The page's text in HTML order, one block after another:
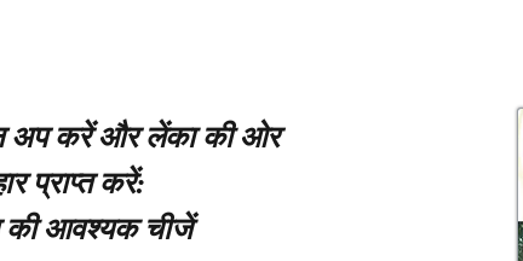
अप करें और लेंका की ओर
प्राप्त करें:
की आवश्यक चीजें